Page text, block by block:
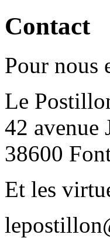
Contact
Pour nous
Le
42 avenue
38600
Et les